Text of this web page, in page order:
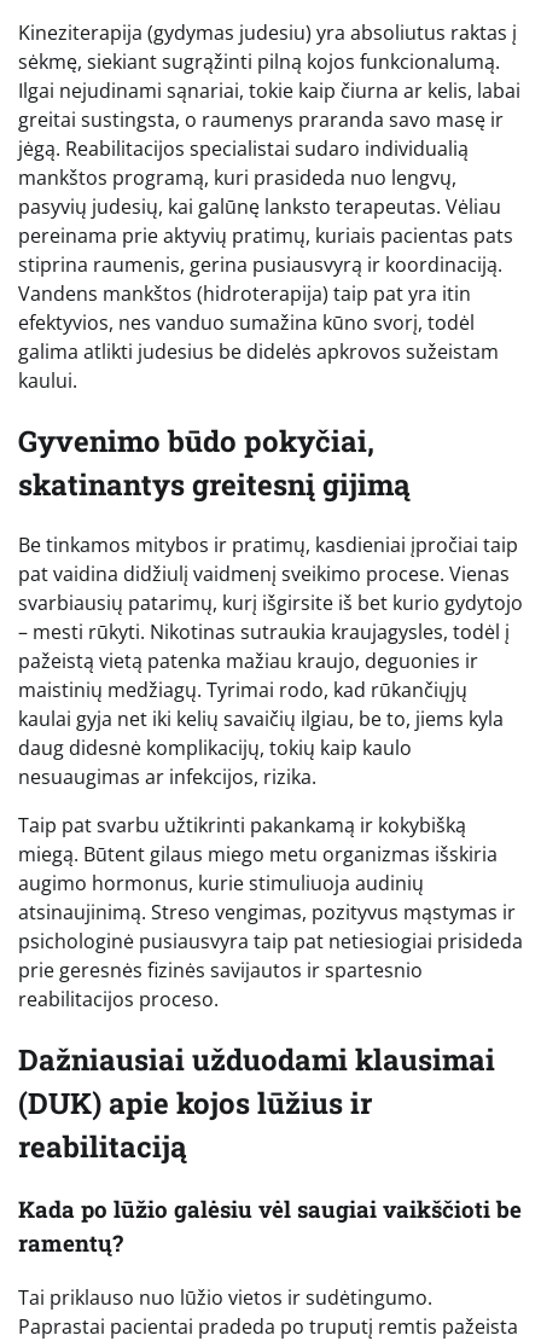
Kineziterapija (gydymas judesiu) yra absoliutus raktas į
sėkmę, siekiant sugrąžinti pilną kojos funkcionalumą.
Ilgai nejudinami sąnariai, tokie kaip čiurna ar kelis, labai
greitai sustingsta, o raumenys praranda savo masę ir
jėgą. Reabilitacijos specialistai sudaro individualią
mankštos programą, kuri prasideda nuo lengvų,
pasyvių judesių, kai galūnę lanksto terapeutas. Vėliau
pereinama prie aktyvių pratimų, kuriais pacientas pats
stiprina raumenis, gerina pusiausvyrą ir koordinaciją.
Vandens mankštos (hidroterapija) taip pat yra itin
efektyvios, nes vanduo sumažina kūno svorį, todėl
galima atlikti judesius be didelės apkrovos sužeistam
kaului.
Gyvenimo būdo pokyčiai,
skatinantys greitesnį gijimą
Be tinkamos mitybos ir pratimų, kasdieniai įpročiai taip
pat vaidina didžiulį vaidmenį sveikimo procese. Vienas
svarbiausių patarimų, kurį išgirsite iš bet kurio gydytojo
– mesti rūkyti. Nikotinas sutraukia kraujagysles, todėl į
pažeistą vietą patenka mažiau kraujo, deguonies ir
maistinių medžiagų. Tyrimai rodo, kad rūkančiųjų
kaulai gyja net iki kelių savaičių ilgiau, be to, jiems kyla
daug didesnė komplikacijų, tokių kaip kaulo
nesuaugimas ar infekcijos, rizika.
Taip pat svarbu užtikrinti pakankamą ir kokybišką
miegą. Būtent gilaus miego metu organizmas išskiria
augimo hormonus, kurie stimuliuoja audinių
atsinaujinimą. Streso vengimas, pozityvus mąstymas ir
psichologinė pusiausvyra taip pat netiesiogiai prisideda
prie geresnės fizinės savijautos ir spartesnio
reabilitacijos proceso.
Dažniausiai užduodami klausimai
(DUK) apie kojos lūžius ir
reabilitaciją
Kada po lūžio galėsiu vėl saugiai vaikščioti be
ramentų?
Tai priklauso nuo lūžio vietos ir sudėtingumo.
Paprastai pacientai pradeda po truputį remtis pažeista